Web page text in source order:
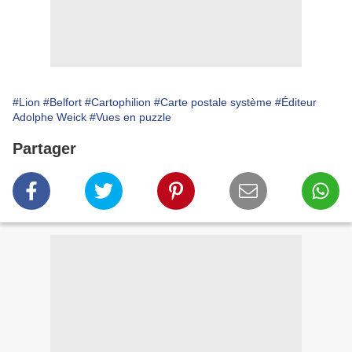
#Lion #Belfort #Cartophilion #Carte postale système #Éditeur
Adolphe Weick #Vues en puzzle
Partager